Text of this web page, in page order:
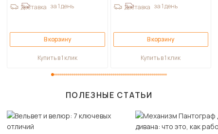
Доставка за 1 день
В корзину
Купить в 1 клик
Доставка за 1 день
В корзину
Купить в 1 клик
ПОЛЕЗНЫЕ СТАТЬИ